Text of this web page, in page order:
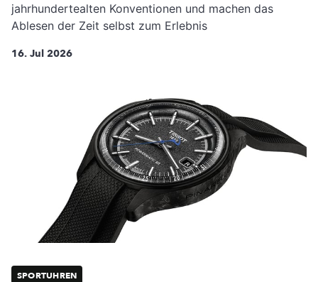
jahrhundertealten Konventionen und machen das
Ablesen der Zeit selbst zum Erlebnis
16. Jul 2026
SPORTUHREN